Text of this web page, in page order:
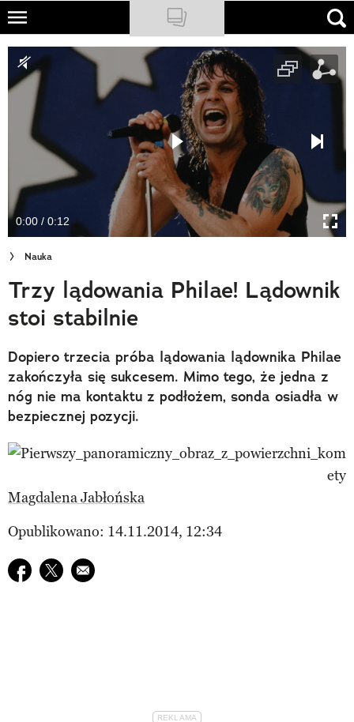
Skip
main
content
NATIONAL GEOGRAPHIC
TRAVELER
PODCASTY
Newsletter
Cuda Polski
Wielki Konkurs Fotograficzny
Trendbook Podróżniczy
Polecane
0:00 / 0:12
Nauka
Trzy lądowania Philae! Lądownik
stoi stabilnie
Dopiero trzecia próba lądowania lądownika Philae
zakończyła się sukcesem. Mimo tego, że jedna z
nóg nie ma kontaktu z podłożem, sonda osiadła w
bezpiecznej pozycji.
Magdalena Jabłońska
Opublikowano: 14.11.2014, 12:34
Udostępnij na facebook
Udostępnij na twitter
E-mail do przyjaciela